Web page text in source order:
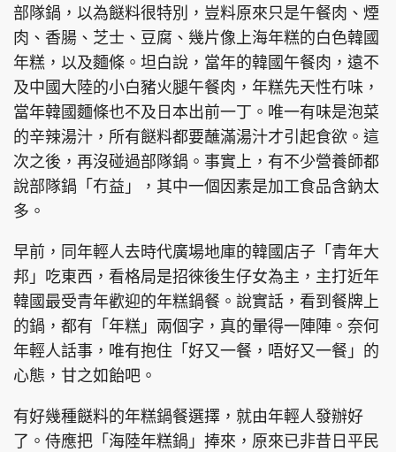
Copyright © 東周網 版權所有 . 不得轉載
©Eastweek.com.hk. All rights reserved.
部隊鍋，以為餸料很特別，豈料原來只是午餐肉、煙
肉、香腸、芝士、豆腐、幾片像上海年糕的白色韓國
年糕，以及麵條。坦白說，當年的韓國午餐肉，遠不
及中國大陸的小白豬火腿午餐肉，年糕先天性冇味，
當年韓國麵條也不及日本出前一丁。唯一有味是泡菜
的辛辣湯汁，所有餸料都要蘸滿湯汁才引起食欲。這
次之後，再沒碰過部隊鍋。事實上，有不少營養師都
說部隊鍋「冇益」，其中一個因素是加工食品含鈉太
多。
早前，同年輕人去時代廣場地庫的韓國店子「青年大
邦」吃東西，看格局是招徠後生仔女為主，主打近年
韓國最受青年歡迎的年糕鍋餐。說實話，看到餐牌上
的鍋，都有「年糕」兩個字，真的暈得一陣陣。奈何
年輕人話事，唯有抱住「好又一餐，唔好又一餐」的
心態，甘之如飴吧。
有好幾種餸料的年糕鍋餐選擇，就由年輕人發辦好
了。侍應把「海陸年糕鍋」捧來，原來已非昔日平民